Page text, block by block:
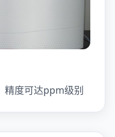
精度可达ppm级别